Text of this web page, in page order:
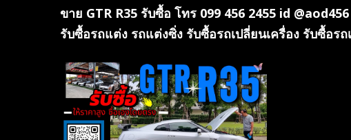
ขาย GTR R35 รับซื้อ โทร 099 456 2455 id
รับซื้อรถแต่ง รถแต่งซิ่ง รับซื้อรถเปลี่ยนเครื่อง รับซื้อรถ